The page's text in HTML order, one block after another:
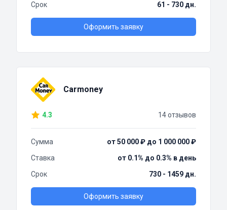
Срок
61 - 730 дн.
Оформить заявку
Carmoney
4.3 14 отзывов
Сумма
от 50 000 ₽ до 1 000 000 ₽
Ставка
от 0.1% до 0.3% в день
Срок
730 - 1459 дн.
Оформить заявку